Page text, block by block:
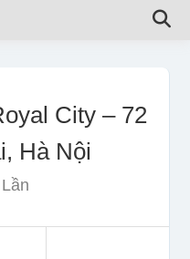
City – 72
Hà Nội
Lần